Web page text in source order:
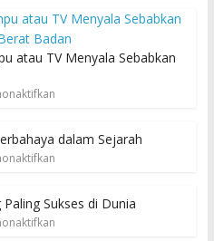
atau TV Menyala Sebabkan
dalam Sejarah
Paling Sukses di Dunia